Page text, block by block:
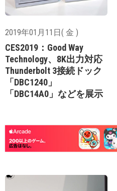
2019年01月11日( 金 )
CES2019：Good Way
Technology、8K出力対応
Thunderbolt 3接続ドック
「DBC1240」
「DBC14A0」などを展示